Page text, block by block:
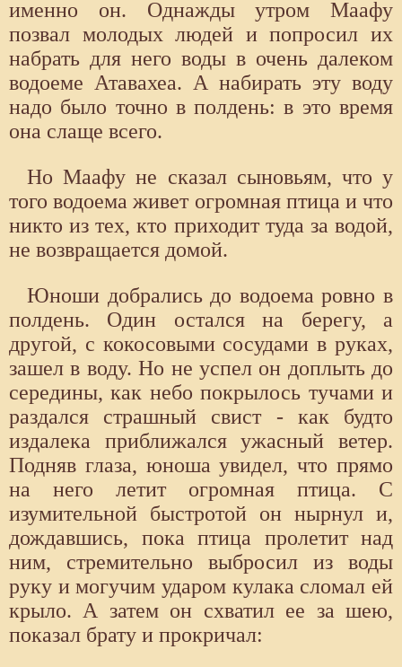
именно он. Однажды утром Маафу
позвал молодых людей и попросил их
набрать для него воды в очень далеком
водоеме Атавахеа. А набирать эту воду
надо было точно в полдень: в это время
она слаще всего.
Но Маафу не сказал сыновьям, что у
того водоема живет огромная птица и что
никто из тех, кто приходит туда за водой,
не возвращается домой.
Юноши добрались до водоема ровно в
полдень. Один остался на берегу, а
другой, с кокосовыми сосудами в руках,
зашел в воду. Но не успел он доплыть до
середины, как небо покрылось тучами и
раздался страшный свист - как будто
издалека приближался ужасный ветер.
Подняв глаза, юноша увидел, что прямо
на него летит огромная птица. С
изумительной быстротой он нырнул и,
дождавшись, пока птица пролетит над
ним, стремительно выбросил из воды
руку и могучим ударом кулака сломал ей
крыло. А затем он схватил ее за шею,
показал брату и прокричал: